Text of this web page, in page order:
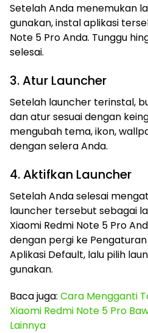
Setelah Anda menemukan
gunakan, instal aplikasi
Note 5 Pro Anda. Tunggu
selesai.
3. Atur Launcher
Setelah launcher terinstal,
dan atur sesuai dengan
mengubah tema, ikon,
dengan selera Anda.
4. Aktifkan Launcher
Setelah Anda selesai
launcher tersebut sebagai
Xiaomi Redmi Note 5 Pro
dengan pergi ke
Aplikasi Default, lalu pilih
gunakan.
Baca juga: Cara Mengganti
Xiaomi Redmi Note 5 Pro
Lainnya